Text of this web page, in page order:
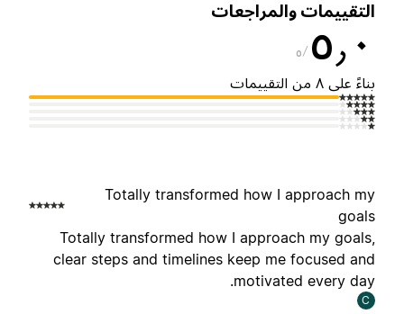
والمراجعات
٥
على ٨ من التقييمات
Totally transformed how I approach
Totally transformed how I approach my
clear steps and timelines keep me focused
motivated every